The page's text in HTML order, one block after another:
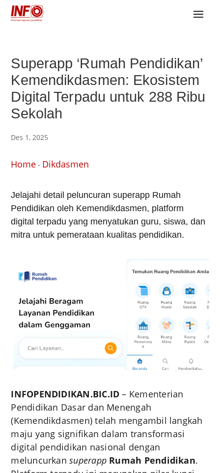
Superapp ‘Rumah Pendidikan’
Kemendikdasmen: Ekosistem
Digital Terpadu untuk 288 Ribu
Sekolah
Des 1, 2025
Home- Dikdasmen
Jelajahi detail peluncuran superapp Rumah
Pendidikan oleh Kemendikdasmen, platform
digital terpadu yang menyatukan guru, siswa, dan
mitra untuk pemerataan kualitas pendidikan.
INFOPENDIDIKAN.BIC.ID – Kementerian
Pendidikan Dasar dan Menengah
(Kemendikdasmen) telah mengambil langkah
maju yang signifikan dalam transformasi
digital pendidikan nasional dengan
meluncurkansuperapp Rumah Pendidikan.